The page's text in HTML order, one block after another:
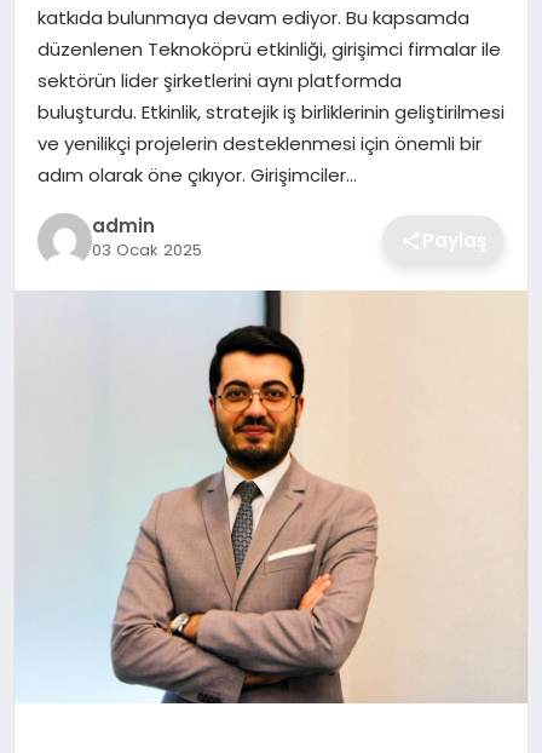
MAGAZIN
OTOMOBIL
TEKNOLOJI
katkıda bulunmaya devam ediyor. Bu kapsamda
düzenlenen Teknoköprü etkinliği, girişimci firmalar ile
sektörün lider şirketlerini aynı platformda
buluşturdu. Etkinlik, stratejik iş birliklerinin geliştirilmesi
ve yenilikçi projelerin desteklenmesi için önemli bir
adım olarak öne çıkıyor. Girişimciler…
admin
03 Ocak 2025